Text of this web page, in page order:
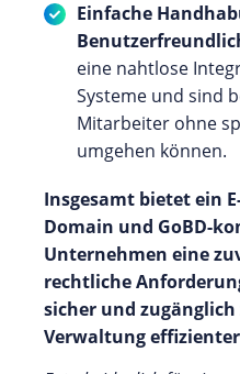
Einfache
eine nahtlose
Systeme und sind
Mitarbeiter ohne
umgehen können.
Insgesamt bietet ein
Domain und GoBD-
Unternehmen eine
rechtliche
sicher und
Verwaltung